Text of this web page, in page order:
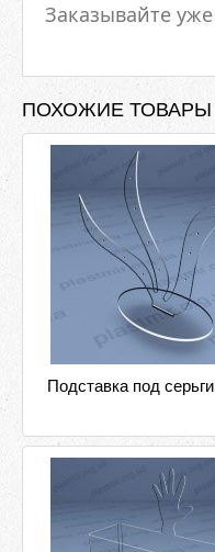
Заказывайте
ПОХОЖИЕ ТОВАРЫ
Подставка под